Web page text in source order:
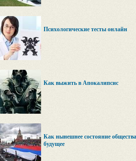
Психологические тесты онлайн
Как выжить в Апокалипсис
Как нынешнее состояние
будущее